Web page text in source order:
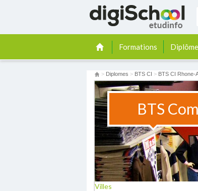
Formations
> Diplomes > BTS CI > BTS CI Rhone-
BTS
Villes